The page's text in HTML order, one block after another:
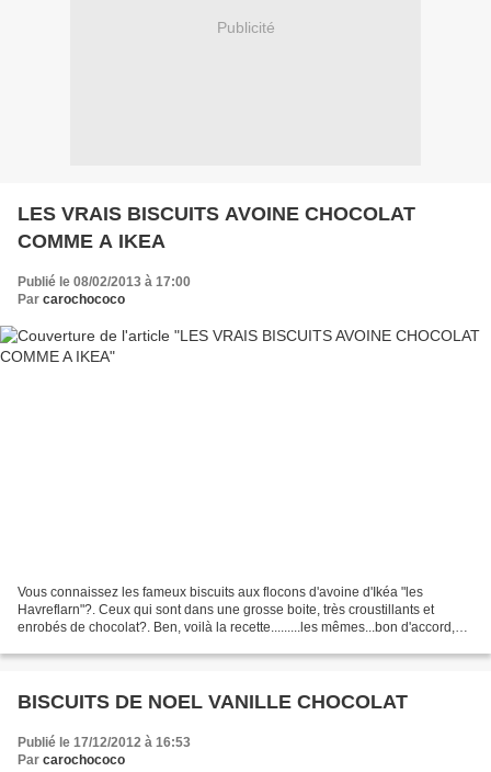
Publicité
LES VRAIS BISCUITS AVOINE CHOCOLAT
COMME A IKEA
Publié le 08/02/2013 à 17:00
Par carochococo
Vous connaissez les fameux biscuits aux flocons d'avoine d'Ikéa "les
Havreflarn"?. Ceux qui sont dans une grosse boite, très croustillants et
enrobés de chocolat?. Ben, voilà la recette.........les mêmes...bon d'accord,
BISCUITS DE NOEL VANILLE CHOCOLAT
Publié le 17/12/2012 à 16:53
Par carochococo